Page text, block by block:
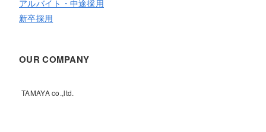
アルバイト・中途採用
新卒採用
OUR COMPANY
TAMAYA co.,ltd.